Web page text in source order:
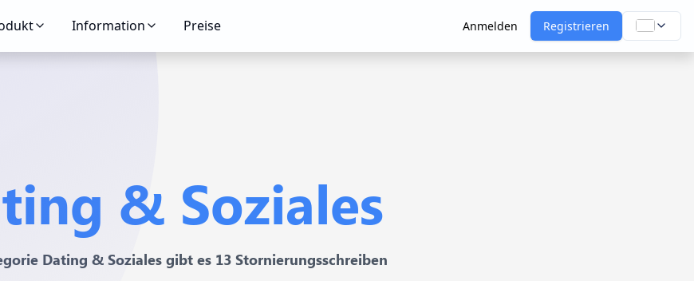
Information Preise Anmelden Registrieren
& Soziales
Dating & Soziales gibt es 13 Stornierungsschreiben